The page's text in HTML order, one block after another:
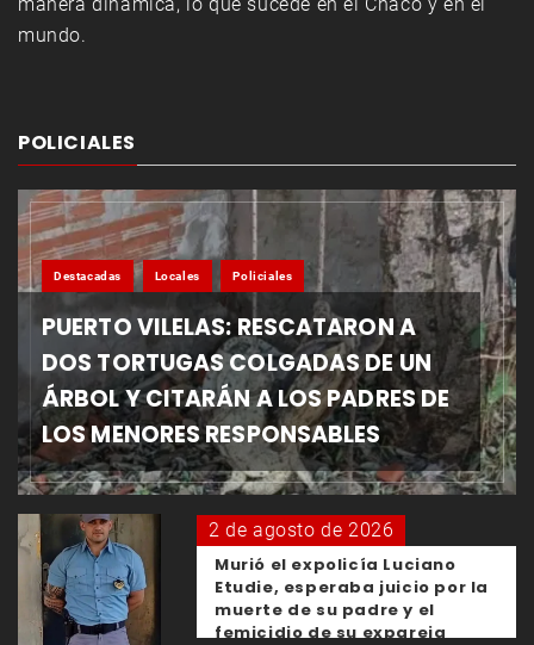
mundo.
POLICIALES
Destacadas Locales Policiales
PUERTO VILELAS: RESCATARON A
DOS TORTUGAS COLGADAS DE UN
ÁRBOL Y CITARÁN A LOS PADRES DE
LOS MENORES RESPONSABLES
2 de agosto de 2026
Murió el expolicía Luciano
Etudie, esperaba juicio por la
muerte de su padre y el
femicidio de su expareja